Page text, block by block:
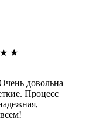
★ ★
довольна
Процесс